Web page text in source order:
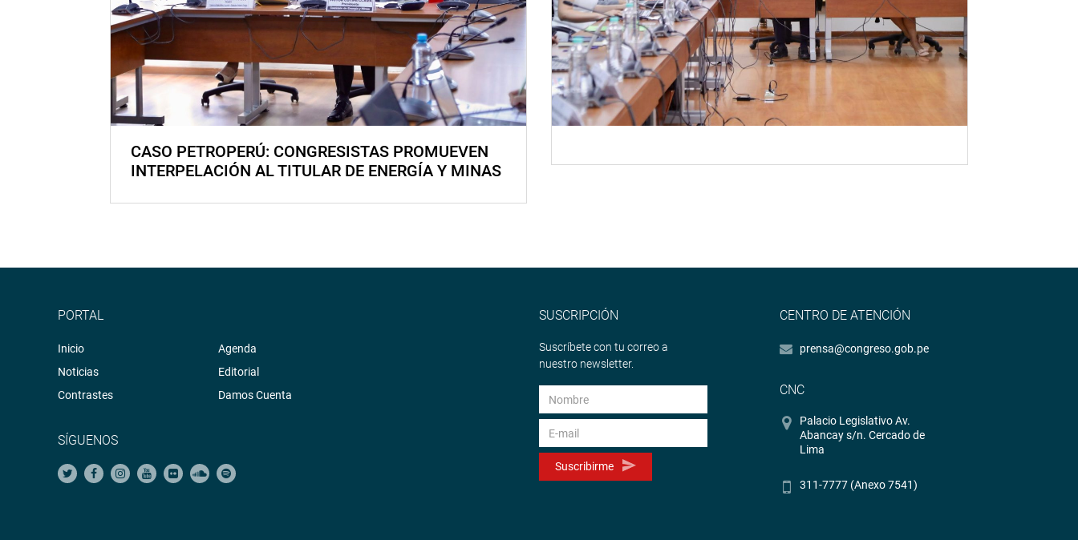
CASO PETROPERÚ: CONGRESISTAS PROMUEVEN
INTERPELACIÓN AL TITULAR DE ENERGÍA Y MINAS
PORTAL
Inicio
Noticias
Contrastes
Agenda
Editorial
Damos Cuenta
SÍGUENOS
SUSCRIPCIÓN
Suscríbete con tu correo a
nuestro newsletter.
Suscribirme
CENTRO DE ATENCIÓN
prensa@congreso.gob.pe
CNC
Palacio Legislativo Av.
Abancay s/n. Cercado de
Lima
311-7777 (Anexo 7541)